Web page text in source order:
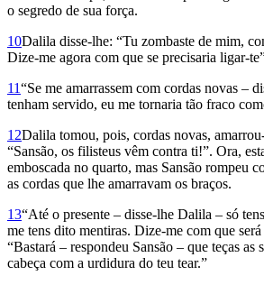
o segredo de sua força.
10Dalila disse-lhe: “Tu zombaste de mim,
Dize-me agora com que se precisaria ligar-
11“Se me amarrassem com cordas novas –
tenham servido, eu me tornaria tão fraco
12Dalila tomou, pois, cordas novas,
“Sansão, os filisteus vêm contra ti!”. Ora,
emboscada no quarto, mas Sansão rompeu
as cordas que lhe amarravam os braços.
13“Até o presente – disse-lhe Dalila – só
me tens dito mentiras. Dize-me com que
“Bastará – respondeu Sansão – que teças as
cabeça com a urdidura do teu tear.”